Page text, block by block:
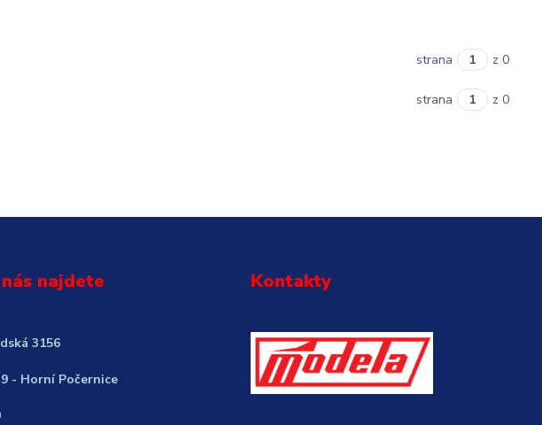
strana z 0
strana z 0
najdete
3156
- Horní Počernice
Kontakty